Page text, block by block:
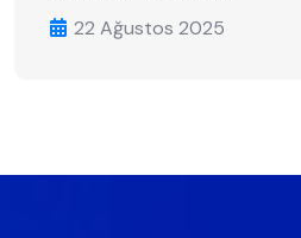
22 Ağustos 2025